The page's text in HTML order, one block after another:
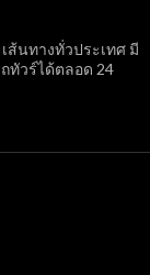
ส้นทางทั่วประเทศ มี
ทัวร์ได้ตลอด 24